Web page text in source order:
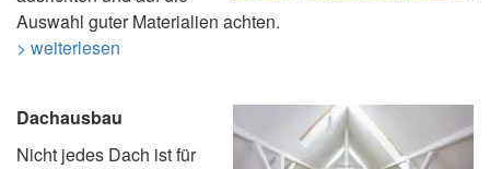
Auswahl guter Materialien achten.
> weiterlesen
Dachausbau
Nicht jedes Dach ist für